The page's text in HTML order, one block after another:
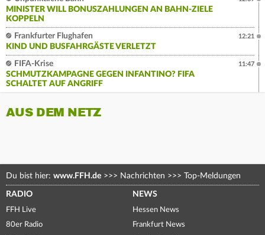
MINISTER WILL BONUSZAHLUNGEN AN BAHN-ZIELE
KOPPELN
Frankfurter Flughafen
KIND UND BUSFAHRGÄSTE VERLETZT
12:21
FIFA-Krise
SCHMUTZKAMPAGNE GEGEN INFANTINO? FIFA
SCHALTET AUF ANGRIFF
11:47
AUS DEM NETZ
Du bist hier: www.FFH.de >>> Nachrichten >>> Top-Meldungen
RADIO
FFH Live
80er Radio
NEWS
Hessen News
Frankfurt News